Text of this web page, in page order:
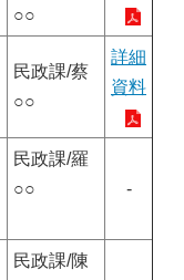
○○
民政課/蔡
○○
詳細
資料
民政課/羅
○○
-
民政課/陳